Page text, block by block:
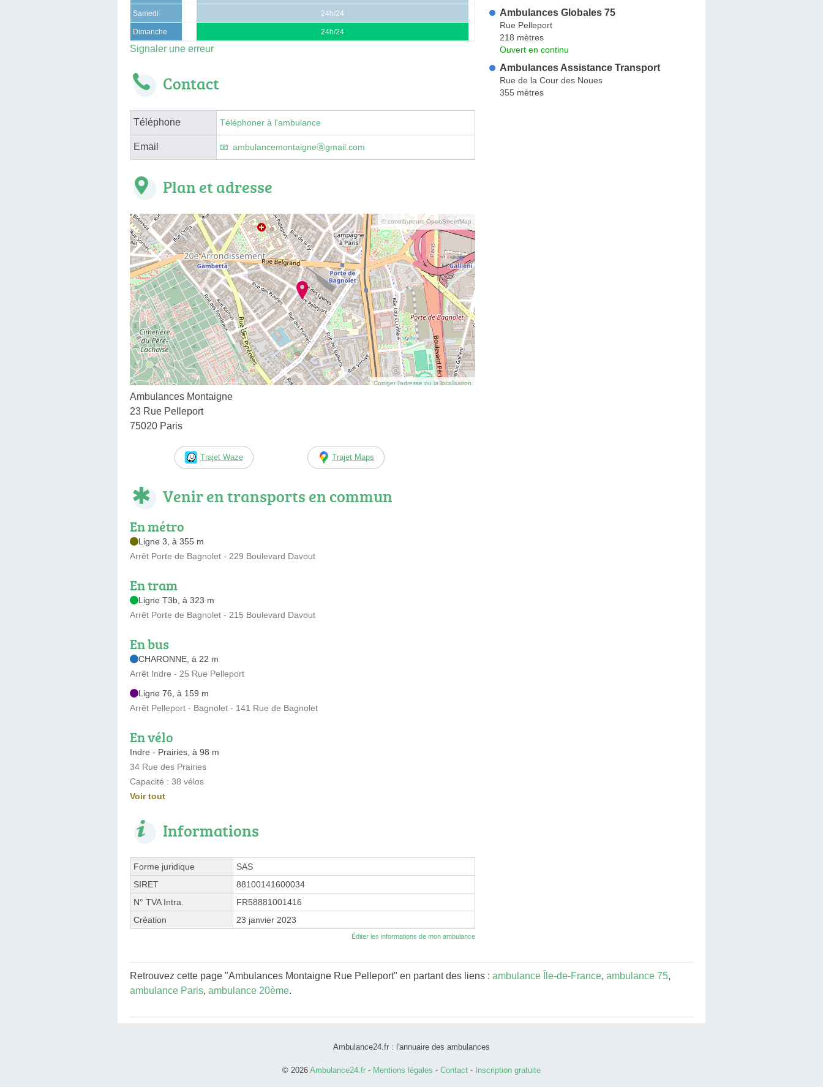
Samedi 24h/24
Dimanche 24h/24
Signaler une erreur
Contact
Téléphone Téléphoner à l'ambulance
Email ambulancemontaigneⓐgmail.com
Plan et adresse
© contributeurs OpenStreetMap
Corriger l’adresse ou la localisation
Ambulances Montaigne
23 Rue Pelleport
75020 Paris
Trajet Waze Trajet Maps
Venir en transports en commun
En métro
Ligne 3, à 355 m
Arrêt Porte de Bagnolet - 229 Boulevard Davout
En tram
Ligne T3b, à 323 m
Arrêt Porte de Bagnolet - 215 Boulevard Davout
En bus
CHARONNE, à 22 m
Arrêt Indre - 25 Rue Pelleport
Ligne 76, à 159 m
Arrêt Pelleport - Bagnolet - 141 Rue de Bagnolet
En vélo
Indre - Prairies, à 98 m
34 Rue des Prairies
Capacité : 38 vélos
Voir tout
Informations
Forme juridique
SAS
SIRET
88100141600034
N° TVA Intra.
FR58881001416
Création
23 janvier 2023
Éditer les informations de mon ambulance
Ambulances Globales 75
Rue Pelleport
218 mètres
Ouvert en continu
Ambulances Assistance Transport
Rue de la Cour des Noues
355 mètres
Retrouvez cette page "Ambulances Montaigne Rue Pelleport" en partant des liens : ambulance Île-de-France, ambulance 75,
ambulance Paris, ambulance 20ème.
Ambulance24.fr : l'annuaire des ambulances
© 2026 Ambulance24.fr - Mentions légales - Contact - Inscription gratuite